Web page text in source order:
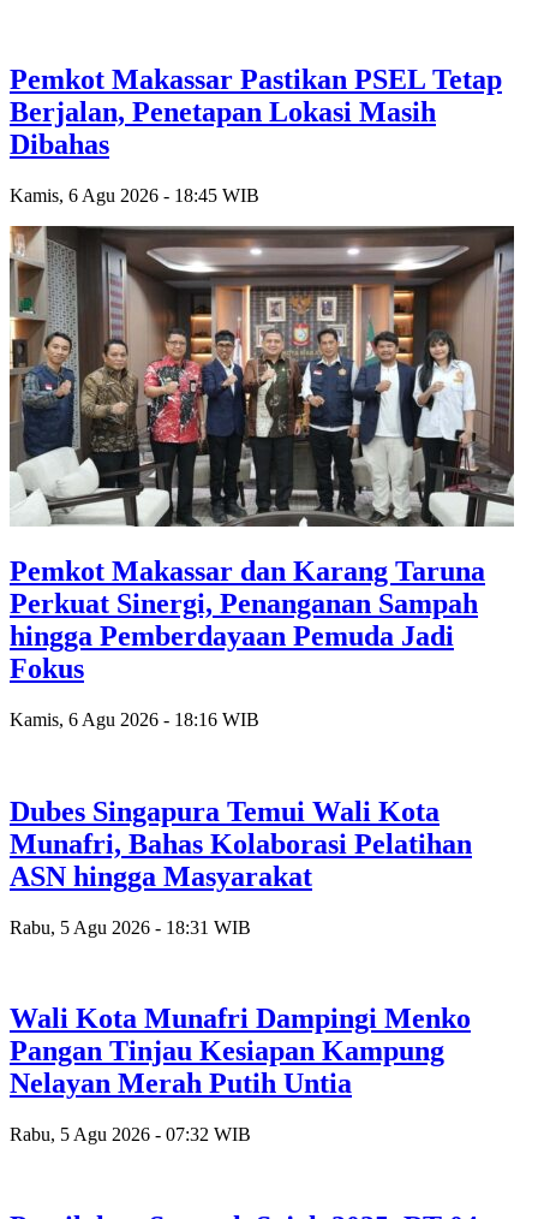
Pemkot Makassar Pastikan PSEL Tetap
Berjalan, Penetapan Lokasi Masih
Dibahas
Kamis, 6 Agu 2026 - 18:45 WIB
Pemkot Makassar dan Karang Taruna
Perkuat Sinergi, Penanganan Sampah
hingga Pemberdayaan Pemuda Jadi
Fokus
Kamis, 6 Agu 2026 - 18:16 WIB
Dubes Singapura Temui Wali Kota
Munafri, Bahas Kolaborasi Pelatihan
ASN hingga Masyarakat
Rabu, 5 Agu 2026 - 18:31 WIB
Wali Kota Munafri Dampingi Menko
Pangan Tinjau Kesiapan Kampung
Nelayan Merah Putih Untia
Rabu, 5 Agu 2026 - 07:32 WIB